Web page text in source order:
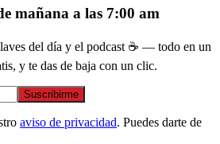
mañana a las 7:00 am
del día y el podcast ☕ — todo en un
y te das de baja con un clic.
Suscribirme
aviso de privacidad. Puedes darte de